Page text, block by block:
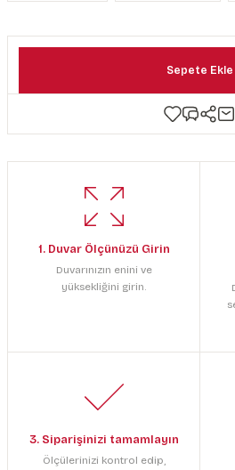
Sepete Ekle
1. Duvar Ölçünüzü Girin
Duvarınızın enini ve
yüksekliğini girin.
3. Siparişinizi tamamlayın
Ölçülerinizi kontrol edip,